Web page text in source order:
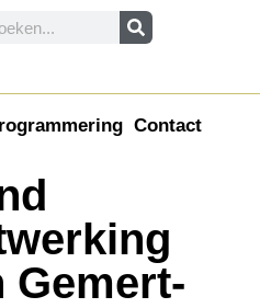
Contact
Gemert-